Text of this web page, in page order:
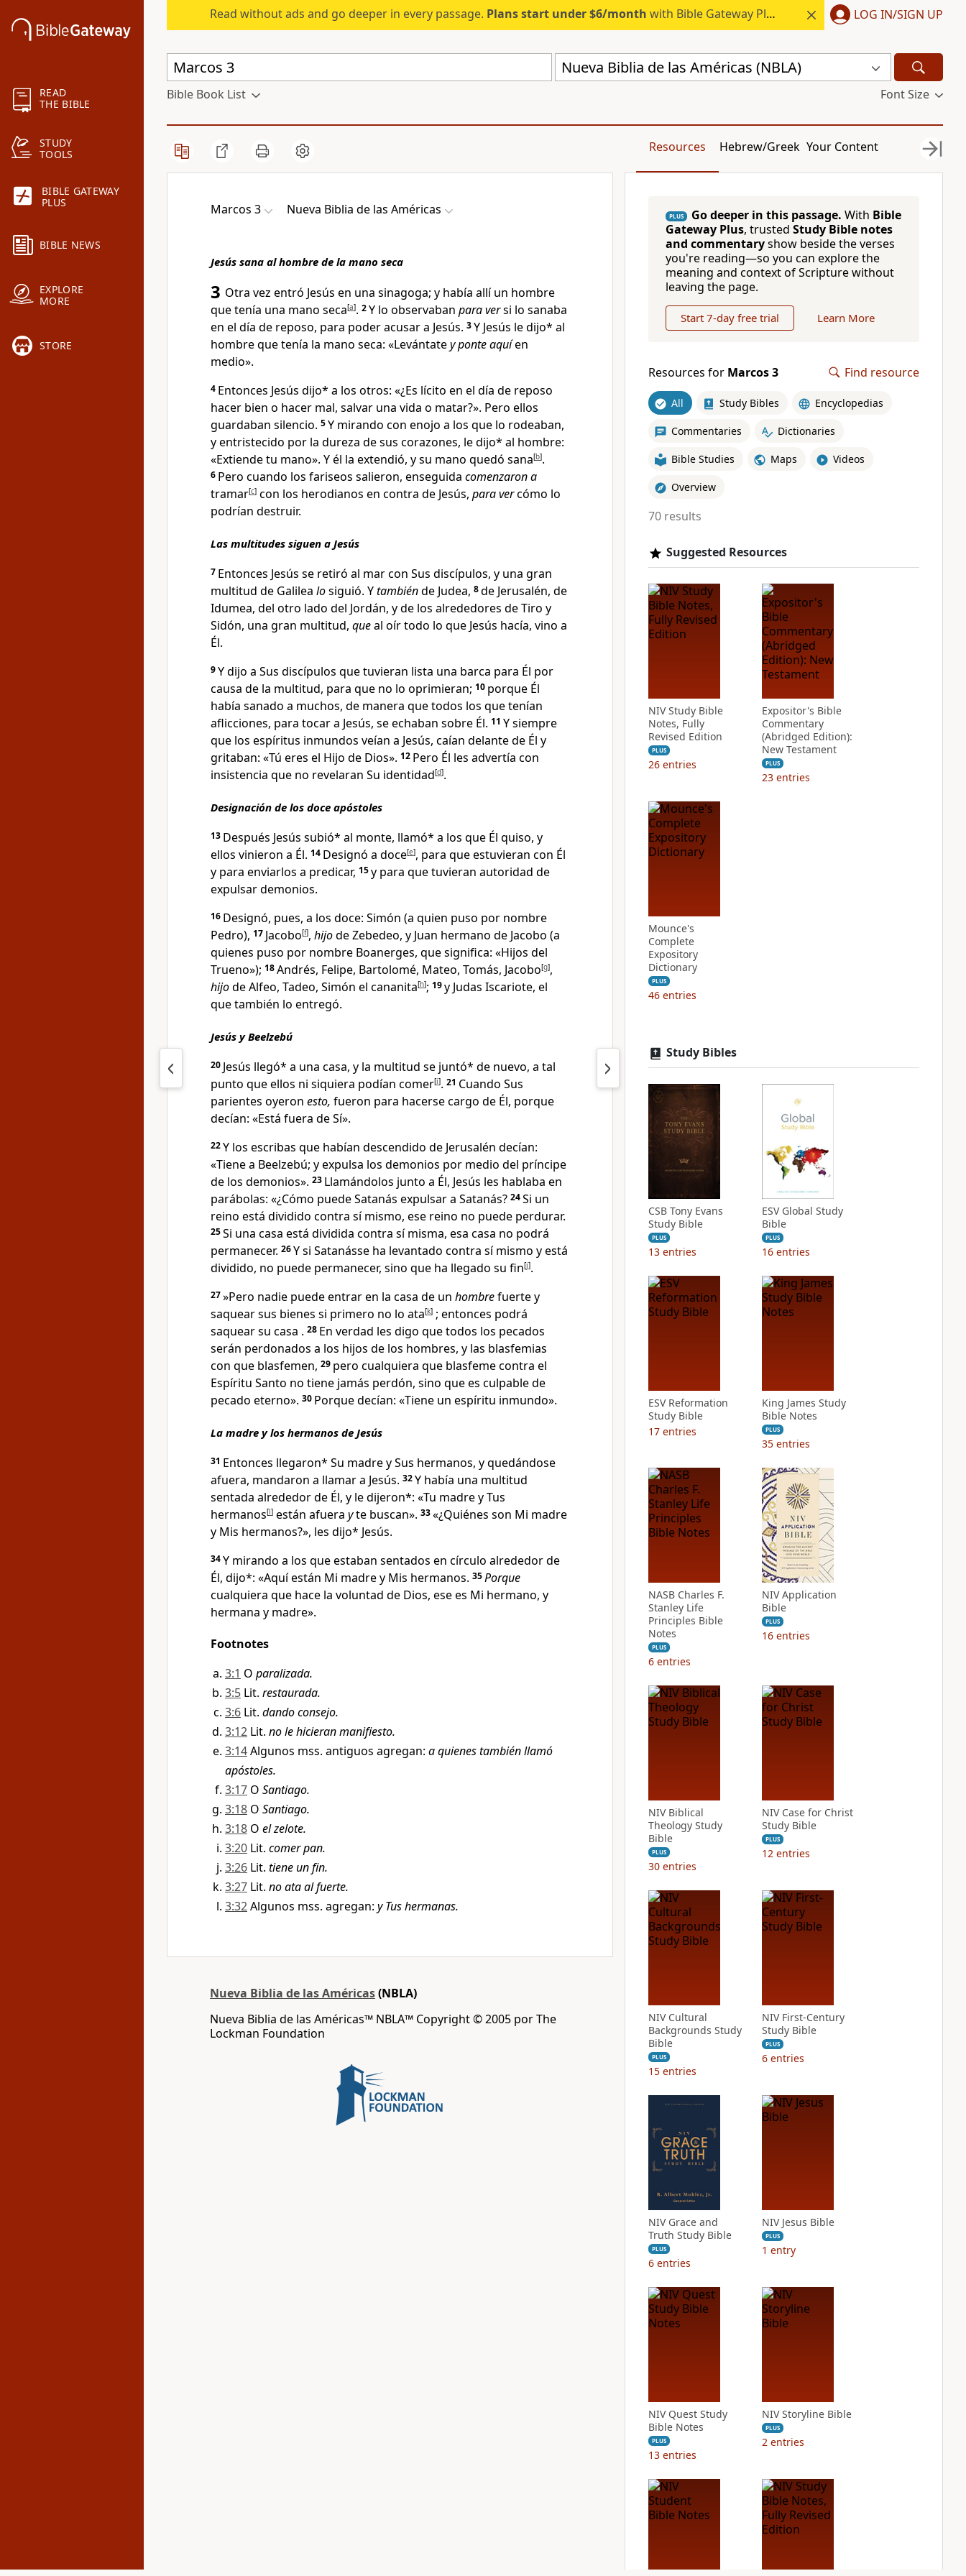
READ
THE BIBLE
STUDY
TOOLS
BIBLE GATEWAY
PLUS
BIBLE NEWS
EXPLORE
MORE
STORE
Read without ads and go deeper in every passage. Plans start under $6/month with Bible Gateway Plus. LOG IN/SIGN UP
Nueva Biblia de las Américas (NBLA)
Bible Book List Font Size
Resources Hebrew/Greek Your Content
Marcos 3 Nueva Biblia de las Américas
Jesús sana al hombre de la mano seca
3 Otra vez entró Jesús en una sinagoga; y había allí un hombre
que tenía una mano seca[a]. 2Y lo observaban para versi lo sanaba
en el día de reposo, para poder acusar a Jesús. 3Y Jesús le dijo* al
hombre que tenía la mano seca: «Levántatey ponte aquíen
medio».
4 Entonces Jesús dijo* a los otros: «¿Es lícito en el día de reposo
hacer bien o hacer mal, salvar una vida o matar?». Pero ellos
guardaban silencio. 5Y mirando con enojo a los que lo rodeaban,
y entristecido por la dureza de sus corazones, le dijo* al hombre:
«Extiende tu mano». Y él la extendió, y su mano quedó sana[b].
6 Pero cuando los fariseos salieron, enseguida comenzaron a
tramar[c] con los herodianos en contra de Jesús, para vercómo lo
podrían destruir.
Las multitudes siguen a Jesús
7 Entonces Jesús se retiró al mar con Sus discípulos, y una gran
multitud de Galilea losiguió. Ytambiénde Judea, 8de Jerusalén, de
Idumea, del otro lado del Jordán, y de los alrededores de Tiro y
Sidón, una gran multitud, queal oír todo lo que Jesús hacía, vino a
Él.
9Y dijo a Sus discípulos que tuvieran lista una barca para Él por
causa de la multitud, para que no lo oprimieran; 10 porque Él
había sanado a muchos, de manera que todos los que tenían
aflicciones, para tocar a Jesús, se echaban sobre Él. 11 Y siempre
que los espíritus inmundos veían a Jesús, caían delante de Él y
gritaban: «Tú eres el Hijo de Dios». 12 Pero Él les advertía con
insistencia que no revelaran Su identidad[d].
Designación de los doce apóstoles
13 Después Jesús subió* al monte, llamó* a los que Él quiso, y
ellos vinieron a Él. 14 Designó a doce[e], para que estuvieran con Él
y para enviarlos a predicar, 15y para que tuvieran autoridad de
expulsar demonios.
16 Designó, pues, a los doce: Simón (a quien puso por nombre
Pedro), 17 Jacobo[f], hijode Zebedeo, y Juan hermano de Jacobo (a
quienes puso por nombre Boanerges, que significa: «Hijos del
Trueno»); 18Andrés, Felipe, Bartolomé, Mateo, Tomás, Jacobo[g],
hijode Alfeo, Tadeo, Simón el cananita[h]; 19y Judas Iscariote, el
que también lo entregó.
Jesús y Beelzebú
20 Jesús llegó* a una casa, y la multitud se juntó* de nuevo, a tal
punto que ellos ni siquiera podían comer[i]. 21 Cuando Sus
parientes oyeron esto, fueron para hacerse cargo de Él, porque
decían: «Está fuera de Sí».
22Y los escribas que habían descendido de Jerusalén decían:
«Tiene a Beelzebú; y expulsa los demonios por medio del príncipe
de los demonios». 23 Llamándolos junto a Él, Jesús les hablaba en
parábolas: «¿Cómo puede Satanás expulsar a Satanás? 24Si un
reino está dividido contra sí mismo, ese reino no puede perdurar.
25Si una casa está dividida contra sí misma, esa casa no podrá
permanecer. 26Y si Satanásse ha levantado contra sí mismo y está
dividido, no puede permanecer, sino que ha llegado su fin[j].
27»Pero nadie puede entrar en la casa de un hombrefuerte y
saquear sus bienes si primero no lo ata[k] ; entonces podrá
saquear su casa . 28 En verdad les digo que todos los pecados
serán perdonados a los hijos de los hombres, y las blasfemias
con que blasfemen, 29 pero cualquiera que blasfeme contra el
Espíritu Santo no tiene jamás perdón, sino que es culpable de
pecado eterno». 30 Porque decían: «Tiene un espíritu inmundo».
La madre y los hermanos de Jesús
31 Entonces llegaron* Su madre y Sus hermanos, y quedándose
afuera, mandaron a llamar a Jesús. 32Y había una multitud
sentada alrededor de Él, y le dijeron*: «Tu madre y Tus
hermanos[l] están afuera yte buscan». 33«¿Quiénes son Mi madre
y Mis hermanos?», les dijo* Jesús.
34Y mirando a los que estaban sentados en círculo alrededor de
Él, dijo*: «Aquí están Mi madre y Mis hermanos. 35Porque
cualquiera que hace la voluntad de Dios, ese es Mi hermano, y
hermana y madre».
Footnotes
3:1 O paralizada.
3:5 Lit. restaurada.
3:6 Lit. dando consejo.
3:12 Lit. no le hicieran manifiesto.
3:14Algunos mss. antiguos agregan: a quienes también llamó
apóstoles.
3:17 O Santiago.
3:18 O Santiago.
3:18 O el zelote.
3:20 Lit. comer pan.
3:26 Lit. tiene un fin.
3:27 Lit. no ata al fuerte.
3:32Algunos mss. agregan: y Tus hermanas.
Nueva Biblia de las Américas(NBLA)
Nueva Biblia de las Américas™ NBLA™ Copyright © 2005 por The
Lockman Foundation
PLUS Go deeper in this passage. With Bible
Gateway Plus, trusted Study Bible notes
and commentaryshow beside the verses
you're reading—so you can explore the
meaning and context of Scripture without
leaving the page.
Start 7-day free trial Learn More
Resources for Marcos 3 Find resource
All Study Bibles Encyclopedias
Commentaries Dictionaries
Bible Studies Maps Videos
Overview
70 results
Suggested Resources
NIV Study Bible
Notes, Fully
Revised Edition
PLUS
26 entries
Expositor's Bible
Commentary
(Abridged Edition):
New Testament
PLUS
23 entries
Mounce's
Complete
Expository
Dictionary
PLUS
46 entries
Study Bibles
CSB Tony Evans
Study Bible
PLUS
13 entries
ESV Global Study
Bible
PLUS
16 entries
ESV Reformation
Study Bible
17 entries
King James Study
Bible Notes
PLUS
35 entries
NASB Charles F.
Stanley Life
Principles Bible
Notes
PLUS
6 entries
NIV Application
Bible
PLUS
16 entries
NIV Biblical
Theology Study
Bible
PLUS
30 entries
NIV Case for Christ
Study Bible
PLUS
12 entries
NIV Cultural
Backgrounds Study
Bible
PLUS
15 entries
NIV First-Century
Study Bible
PLUS
6 entries
NIV Grace and
Truth Study Bible
PLUS
6 entries
NIV Jesus Bible
PLUS
1 entry
NIV Quest Study
Bible Notes
PLUS
13 entries
NIV Storyline Bible
PLUS
2 entries